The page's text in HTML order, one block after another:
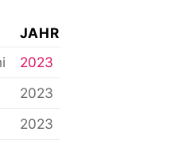
JAHR
2023
2023
2023